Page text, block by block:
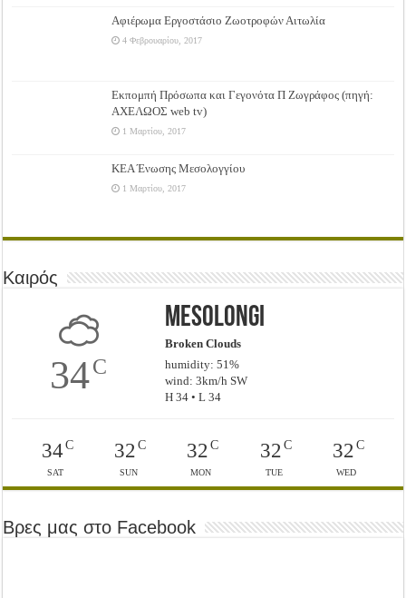
Αφιέρωμα Εργοστάσιο Ζωοτροφών Αιτωλία
4 Φεβρουαρίου, 2017
Εκπομπή Πρόσωπα και Γεγονότα Π Ζωγράφος (πηγή:
ΑΧΕΛΩΟΣ web tv)
1 Μαρτίου, 2017
ΚΕΑ Ένωσης Μεσολογγίου
1 Μαρτίου, 2017
Καιρός
34C
Mesolongi
Broken Clouds
humidity: 51%
wind: 3km/h SW
H 34 • L 34
34C
SAT
32C
SUN
32 C
MON
32C
TUE
32C
WED
Βρες μας στο Facebook